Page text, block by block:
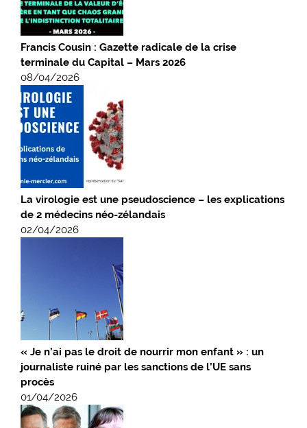
Francis Cousin : Gazette radicale de la crise
terminale du Capital – Mars 2026
08/04/2026
La virologie est une pseudoscience – les explications
de 2 médecins néo-zélandais
02/04/2026
« Je n’ai pas le droit de nourrir mon enfant » : un
journaliste ruiné par les sanctions de l’UE sans
procès
01/04/2026